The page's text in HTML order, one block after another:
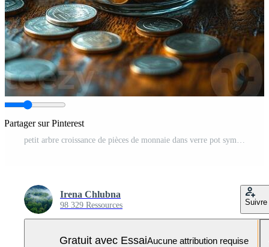
Partager sur Pinterest
petit arbre croissance de pièces de monnaie dans verre pot symbolisant investissement Photo Pro
Irena Chlubna
98 329 Ressources Suivre
Gratuit avec EssaiAucune attribution requise